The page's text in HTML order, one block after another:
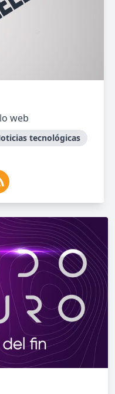
web
tecnológicas